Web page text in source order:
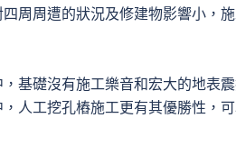
周周遭的狀況及修建物影響小，
基礎沒有施工樂音和宏大的地表
人工挖孔樁施工更有其優勝性，